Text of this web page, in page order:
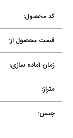
کد محصول:
قیمت محصول از:
زمان آماده سازی:
متراژ:
جنس: